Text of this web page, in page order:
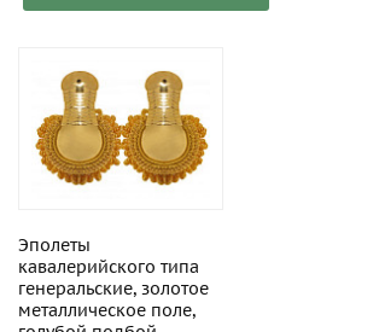
Эполеты
кавалерийского типа
генеральские, золотое
металлическое поле,